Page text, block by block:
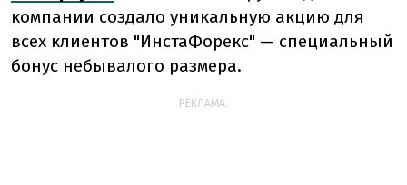
компании создало уникальную акцию для
всех клиентов "ИнстаФорекс" — специальный
бонус небывалого размера.
РЕКЛАМА: